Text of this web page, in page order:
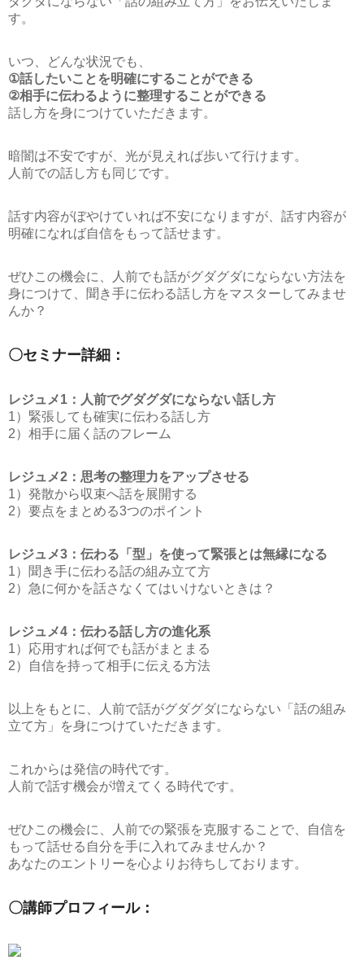
す。
いつ、どんな状況でも、
①話したいことを明確にすることができる
②相手に伝わるように整理することができる
話し方を身につけていただきます。
暗闇は不安ですが、光が見えれば歩いて行けます。
人前での話し方も同じです。
話す内容がぼやけていれば不安になりますが、話す内容が
明確になれば自信をもって話せます。
ぜひこの機会に、人前でも話がグダグダにならない方法を
身につけて、聞き手に伝わる話し方をマスターしてみませ
んか？
〇セミナー詳細：
レジュメ1：人前でグダグダにならない話し方
1）緊張しても確実に伝わる話し方
2）相手に届く話のフレーム
レジュメ2：思考の整理力をアップさせる
1）発散から収束へ話を展開する
2）要点をまとめる3つのポイント
レジュメ3：伝わる「型」を使って緊張とは無縁になる
1）聞き手に伝わる話の組み立て方
2）急に何かを話さなくてはいけないときは？
レジュメ4：伝わる話し方の進化系
1）応用すれば何でも話がまとまる
2）自信を持って相手に伝える方法
以上をもとに、人前で話がグダグダにならない「話の組み
立て方」を身につけていただきます。
これからは発信の時代です。
人前で話す機会が増えてくる時代です。
ぜひこの機会に、人前での緊張を克服することで、自信を
もって話せる自分を手に入れてみませんか？
あなたのエントリーを心よりお待ちしております。
〇講師プロフィール：